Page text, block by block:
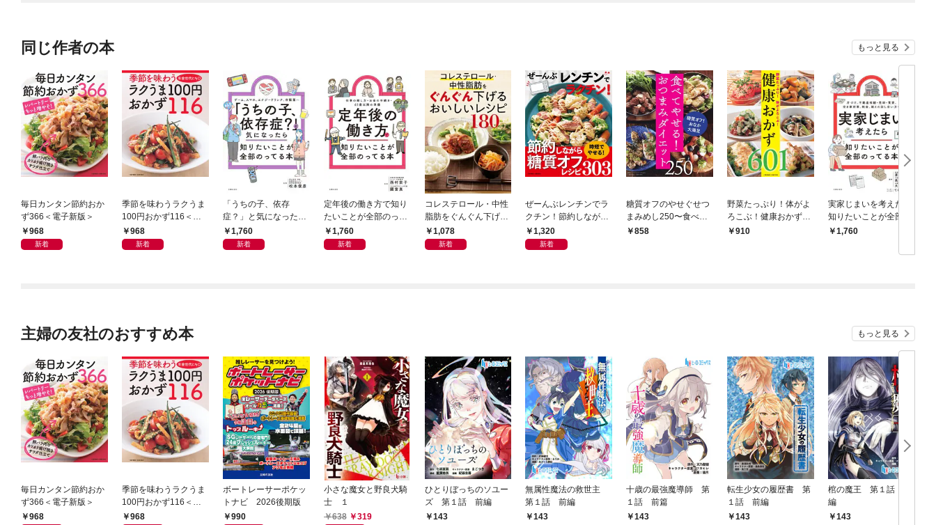
同じ作者の本 もっと見る
毎日カンタン節約おか
ず366＜電子新版＞
968
新着
季節を味わうラクうま
100円おかず116＜電
子新版＞
968
新着
「うちの子、依存
症？」と気になったら
知りたいことが全部の
ってる本
1,760
新着
定年後の働き方で知り
たいことが全部のって
る本1,760
新着
コレステロール・中性
脂肪をぐんぐん下げる
おいしいレシピ180＜
電子新版＞
1,078
新着
ぜーんぶレンチンでラ
クチン！節約しながら
糖質オフ303レシピ＜
電子新版＞
1,320
新着
糖質オフのやせぐせつ
まみめし250〜食べて
やせる！おつまみダイ
858
野菜たっぷり！体がよ
ろこぶ！健康おかず60
1＜電子新版＞
910
実家じまいを考えたら
知りたいことが全部の
ってる本
1,760
主婦の友社のおすすめ本 もっと見る
毎日カンタン節約おか
ず366＜電子新版＞
968
季節を味わうラクうま
100円おかず116＜電
子新版＞
968
ボートレーサーポケッ
トナビ 2026後期版
990
小さな魔女と野良犬騎
士 １
638
319
ひとりぼっちのソユー
ズ 第１話 前編
143
無属性魔法の救世主
第１話 前編
143
十歳の最強魔導師 第
１話 前篇
143
転生少女の履歴書 第
１話 前編
143
棺の魔王 第１話 前
編
143